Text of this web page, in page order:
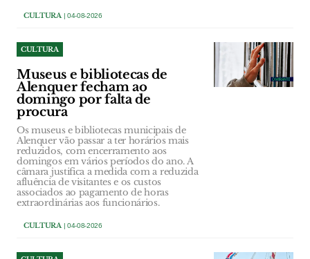
CULTURA| 04-08-2026
CULTURA
Museus e bibliotecas de
Alenquer fecham ao
domingo por falta de
procura
Os museus e bibliotecas municipais de
Alenquer vão passar a ter horários mais
reduzidos, com encerramento aos
domingos em vários períodos do ano. A
câmara justifica a medida com a reduzida
afluência de visitantes e os custos
associados ao pagamento de horas
extraordinárias aos funcionários.
CULTURA| 04-08-2026